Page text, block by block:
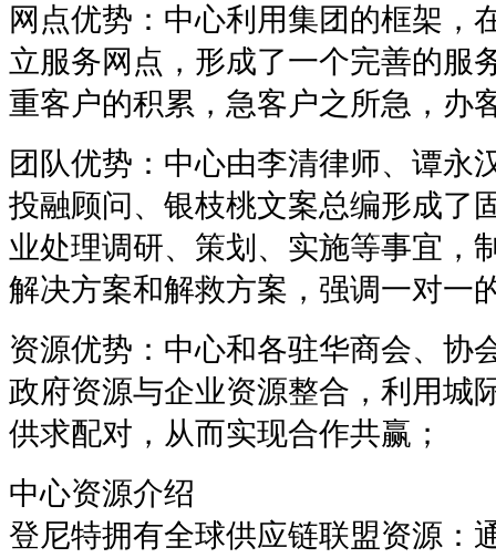
网点优势：中心利用集团的框架，
立服务网点，形成了一个完善的服
重客户的积累，急客户之所急，办
团队优势：中心由李清律师、谭永
投融顾问、银枝桃文案总编形成了
业处理调研、策划、实施等事宜，
解决方案和解救方案，强调一对一
资源优势：中心和各驻华商会、协
政府资源与企业资源整合，利用城
供求配对，从而实现合作共赢；
中心资源介绍
登尼特拥有全球供应链联盟资源：